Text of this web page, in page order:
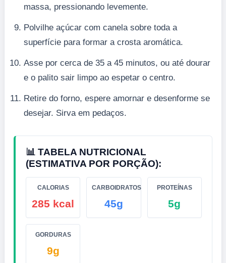
massa, pressionando levemente.
Polvilhe açúcar com canela sobre toda a
superfície para formar a crosta aromática.
Asse por cerca de 35 a 45 minutos, ou até dourar
e o palito sair limpo ao espetar o centro.
Retire do forno, espere amornar e desenforme se
desejar. Sirva em pedaços.
📊 TABELA NUTRICIONAL
(ESTIMATIVA POR PORÇÃO):
CALORIAS
285 kcal
CARBOIDRATOS
45g
PROTEÍNAS
5g
GORDURAS
9g